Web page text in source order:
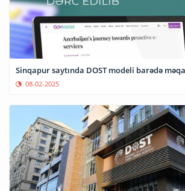
Sinqapur saytında DOST modeli barədə
08-02-2025